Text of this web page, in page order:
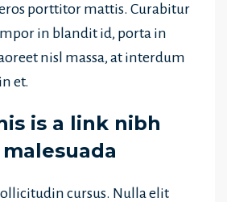
porttitor mattis. Curabitur
in blandit id, porta in
nisl massa, at interdum
et.
is a link nibh
cursus. Nulla elit